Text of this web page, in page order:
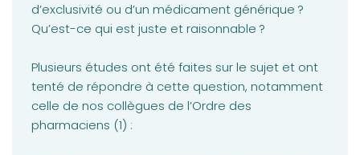
d’exclusivité ou d’un médicament générique ?
Qu’est-ce qui est juste et raisonnable ?
Plusieurs études ont été faites sur le sujet et ont
tenté de répondre à cette question, notamment
celle de nos collègues de l’Ordre des
pharmaciens (1) :